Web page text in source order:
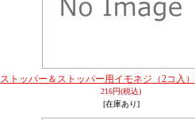
ストッパー＆ストッパー用イモネジ（2コ入）
216円(税込)
[在庫あり]